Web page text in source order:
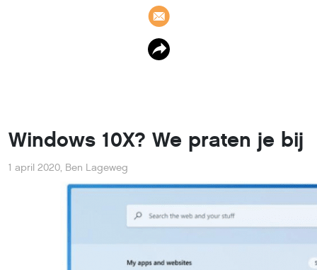
Windows 10X? We praten je bij
1 april 2020, Ben Lageweg